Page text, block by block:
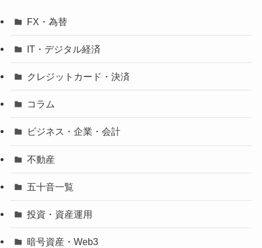
FX・為替
IT・デジタル経済
クレジットカード・決済
コラム
ビジネス・企業・会計
不動産
五十音一覧
投資・資産運用
暗号資産・Web3